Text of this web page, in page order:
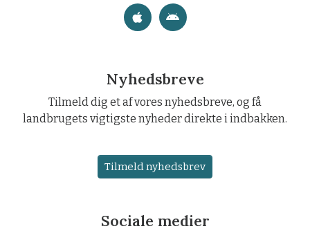
Nyhedsbreve
Tilmeld dig et af vores nyhedsbreve, og få
landbrugets vigtigste nyheder direkte i indbakken.
Tilmeld nyhedsbrev
Sociale medier